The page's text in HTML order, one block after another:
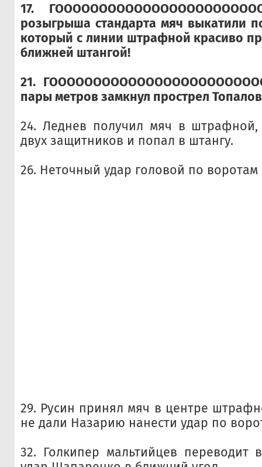
17.
розыгрыша стандарта мяч выкатили
который с линии штрафной красиво
ближней штангой!
21.
пары метров замкнул прострел
24. Леднев получил мяч в штрафной,
двух защитников и попал в штангу.
26. Неточный удар головой по
29. Русин принял мяч в центре
не дали Назарию нанести удар по
32. Голкипер мальтийцев переводит